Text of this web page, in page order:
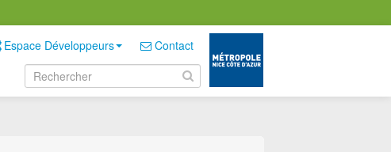
Espace Développeurs Contact